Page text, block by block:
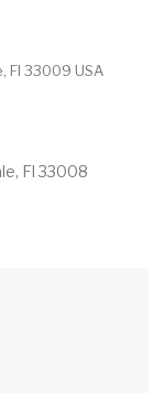
Fl 33009 USA
Fl 33008